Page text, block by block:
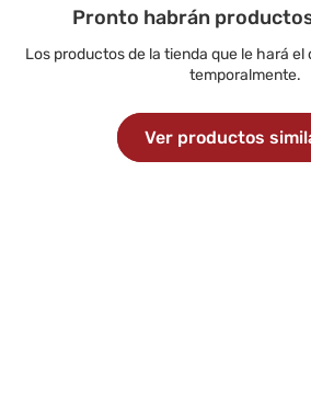
Pronto habrán
Los productos de la tienda que le hará
temporalmente.
Ver productos